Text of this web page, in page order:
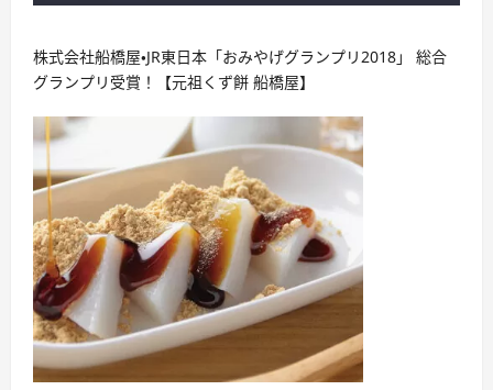
株式会社船橋屋・JR東日本「おみやげグランプリ2018」 総合
グランプリ受賞！【元祖くず餅 船橋屋】